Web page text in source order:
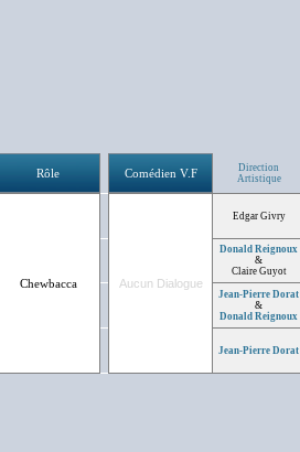
Rôle Comédien V.F
Direction
Artistique
Chewbacca Aucun Dialogue
Edgar Givry
Donald Reignoux
&
Claire Guyot
Jean-Pierre Dorat
&
Donald Reignoux
Jean-Pierre Dorat